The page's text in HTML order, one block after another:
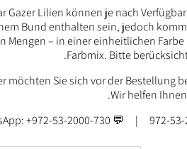
Gazer Lilien können je nach
Bund enthalten sein, jedoch
Mengen – in einer einheitlichen
Farbmix. Bitte
möchten Sie sich vor der Bestellung
Wir helfen